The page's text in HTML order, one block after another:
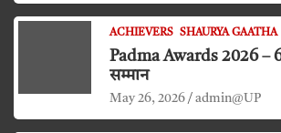
ACHIEVERS SHAURYA GAATHA
Padma Awards 2026 –
सम्मान
May 26, 2026 admin@UP